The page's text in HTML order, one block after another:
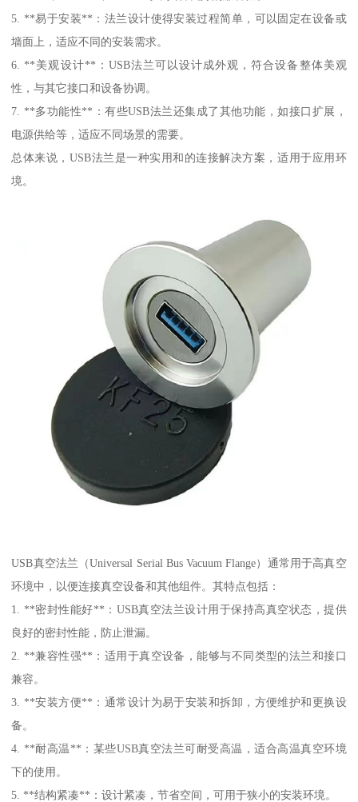
5. **易于安装**：法兰设计使得安装过程简单，可以固定在设备或
墙面上，适应不同的安装需求。
6. **美观设计**：USB法兰可以设计成外观，符合设备整体美观
性，与其它接口和设备协调。
7. **多功能性**：有些USB法兰还集成了其他功能，如接口扩展，
电源供给等，适应不同场景的需要。
总体来说，USB法兰是一种实用和的连接解决方案，适用于应用环
境。
USB真空法兰（Universal Serial Bus Vacuum Flange）通常用于高真空
环境中，以便连接真空设备和其他组件。其特点包括：
1. **密封性能好**：USB真空法兰设计用于保持高真空状态，提供
良好的密封性能，防止泄漏。
2. **兼容性强**：适用于真空设备，能够与不同类型的法兰和接口
兼容。
3. **安装方便**：通常设计为易于安装和拆卸，方便维护和更换设
备。
4. **耐高温**：某些USB真空法兰可耐受高温，适合高温真空环境
下的使用。
5. **结构紧凑**：设计紧凑，节省空间，可用于狭小的安装环境。